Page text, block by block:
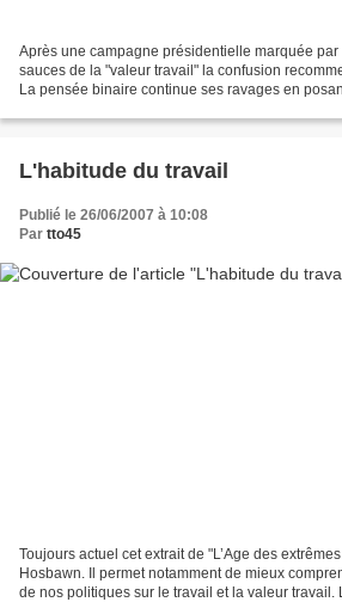
Après une campagne présidentielle marquée
sauces de la "valeur travail" la confusion
La pensée binaire continue ses ravages en
L'habitude du travail
Publié le 26/06/2007 à 10:08
Par tto45
Toujours actuel cet extrait de "L’Age des
Hosbawn. Il permet notamment de mieux
de nos politiques sur le travail et la valeur travail.